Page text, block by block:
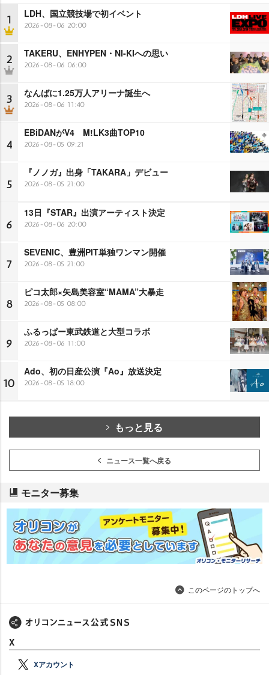
1 LDH、国立競技場で初イベント
2026-08-06 20:00
2 TAKERU、ENHYPEN・NI-KIへの思い
2026-08-06 06:00
3 なんばに1.25万人アリーナ誕生へ
2026-08-06 11:40
4
EBiDANがV4 M!LK3曲TOP10
2026-08-05 09:21
5
『ノノガ』出身「TAKARA」デビュー
2026-08-05 21:00
6
13日『STAR』出演アーティスト決定
2026-08-06 20:00
7
SEVENIC、豊洲PIT単独ワンマン開催
2026-08-05 21:00
8
ピコ太郎×矢島美容室“MAMA”大暴走
2026-08-05 08:00
9
ふるっぱー東武鉄道と大型コラボ
2026-08-06 11:00
10
Ado、初の日産公演『Ao』放送決定
2026-08-05 18:00
もっと見る
ニュース一覧へ戻る
モニター募集
このページのトップへ
X
Xアカウント